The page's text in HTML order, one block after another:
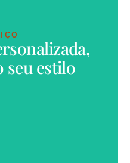
seu estilo